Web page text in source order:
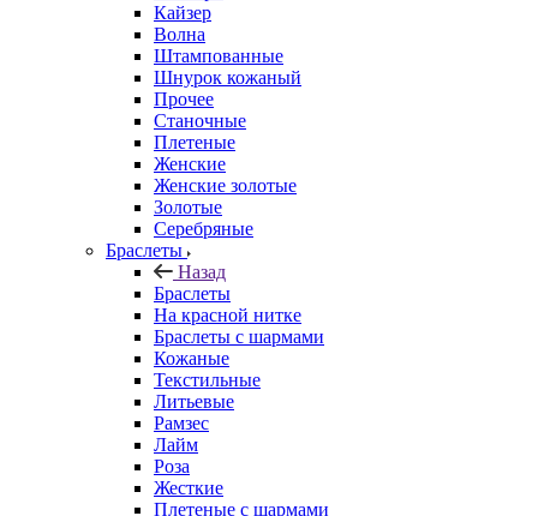
Кайзер
Волна
Штампованные
Шнурок кожаный
Прочее
Станочные
Плетеные
Женские
Женские золотые
Золотые
Серебряные
Браслеты
Назад
Браслеты
На красной нитке
Браслеты с шармами
Кожаные
Текстильные
Литьевые
Рамзес
Лайм
Роза
Жесткие
Плетеные с шармами